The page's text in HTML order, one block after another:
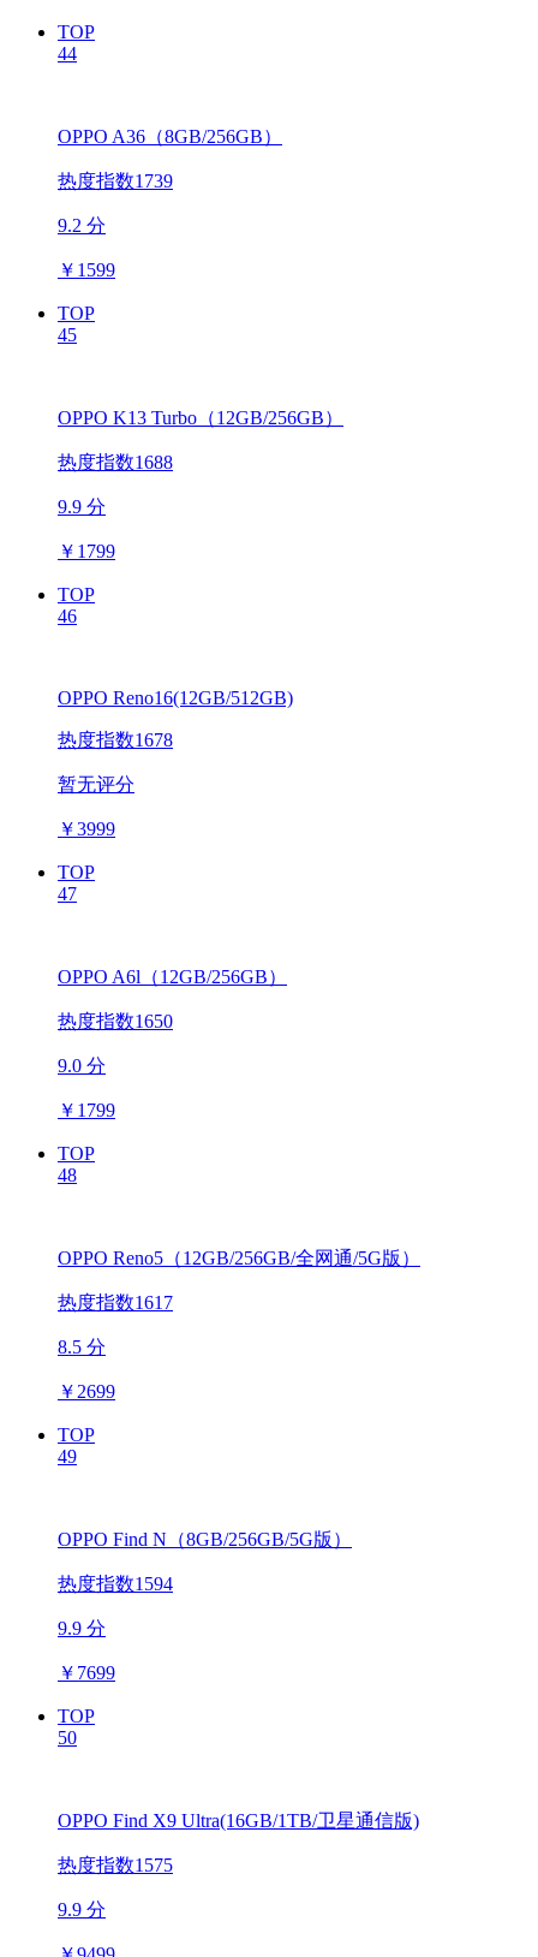
TOP
44
OPPO A36（8GB/256GB）
热度指数1739
9.2 分
￥ 1599
TOP
45
OPPO K13 Turbo（12GB/256GB）
热度指数1688
9.9 分
￥ 1799
TOP
46
OPPO Reno16(12GB/512GB)
热度指数1678
暂无评分
￥3999
TOP
47
OPPO A6l（12GB/256GB）
热度指数1650
9.0 分
￥ 1799
TOP
48
OPPO Reno5（12GB/256GB/全网通/5G版）
热度指数1617
8.5 分
￥ 2699
TOP
49
OPPO Find N（8GB/256GB/5G版）
热度指数1594
9.9 分
￥ 7699
TOP
50
OPPO Find X9 Ultra(16GB/1TB/卫星通信版)
热度指数1575
9.9 分